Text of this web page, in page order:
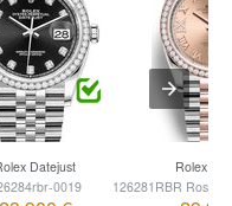
Datejust
0019
Rolex
126281RBR Rose